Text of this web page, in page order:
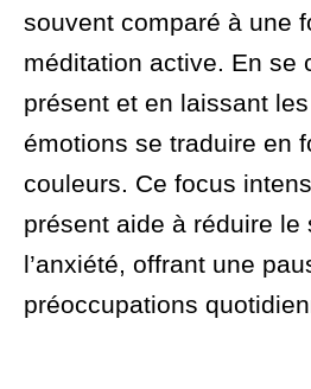
souvent comparé à une
méditation active. En se
présent et en laissant
émotions se traduire en
couleurs. Ce focus
présent aide à réduire le
l’anxiété, offrant une
préoccupations